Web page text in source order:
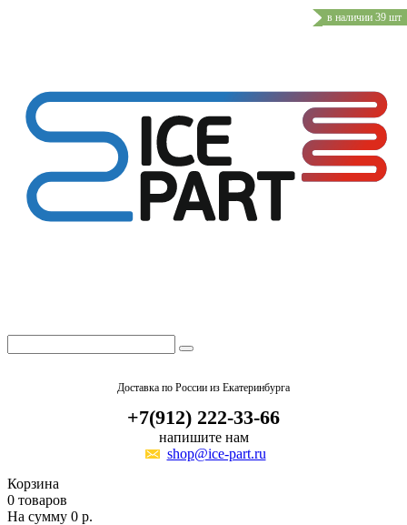
Доставка по России из Екатеринбурга
+7(912) 222-33-66
напишите нам
shop@ice-part.ru
Корзина
0 товаров
На сумму 0 р.
в наличии 39 шт